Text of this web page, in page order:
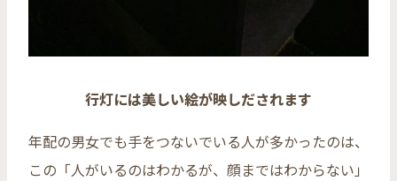
行灯には美しい絵が映しだされます
年配の男女でも手をつないでいる人が多かったのは、
この「人がいるのはわかるが、顔まではわからない」